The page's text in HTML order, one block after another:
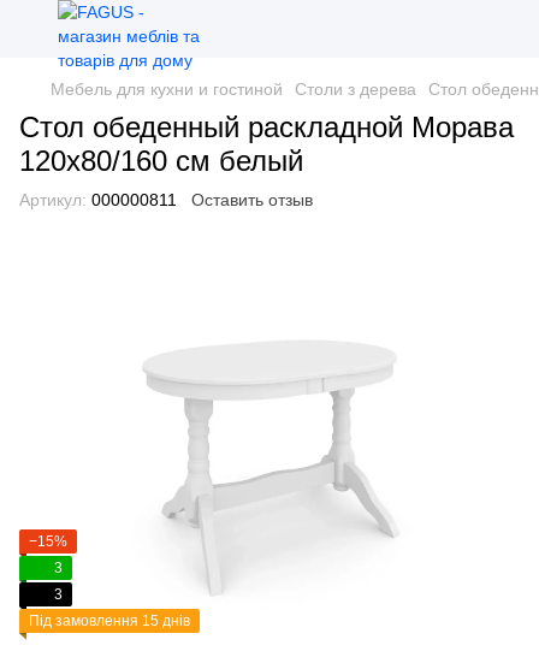
Мебель для кухни и гостиной Столи з дерева Стол
Стол обеденный раскладной Морава
120x80/160 см белый
Артикул: 000000811 Оставить отзыв
−15%
3
3
Під замовлення 15 днів